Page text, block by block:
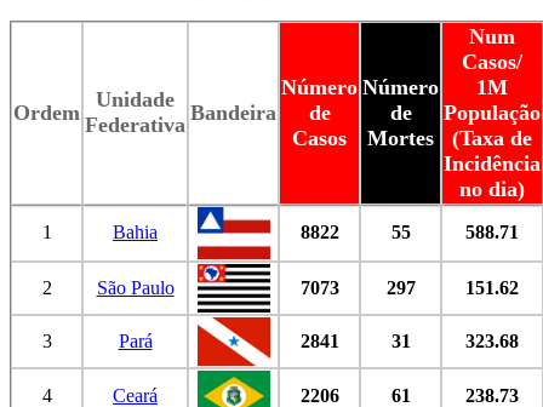
Ordem
Unidade
Federativa Bandeira
Número
de
Casos
Número
de
Mortes
Num
Casos/
1M
População
(Taxa de
Incidência
no dia)
1 Bahia 8822 55 588.71
2 São Paulo 7073 297 151.62
3 Pará 2841 31 323.68
4 Ceará 2206 61 238.73